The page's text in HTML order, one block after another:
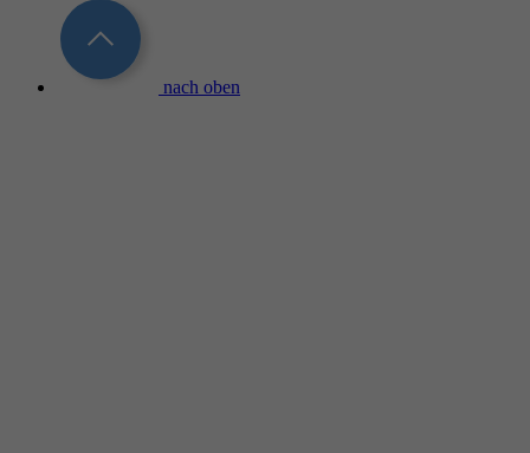
nach oben